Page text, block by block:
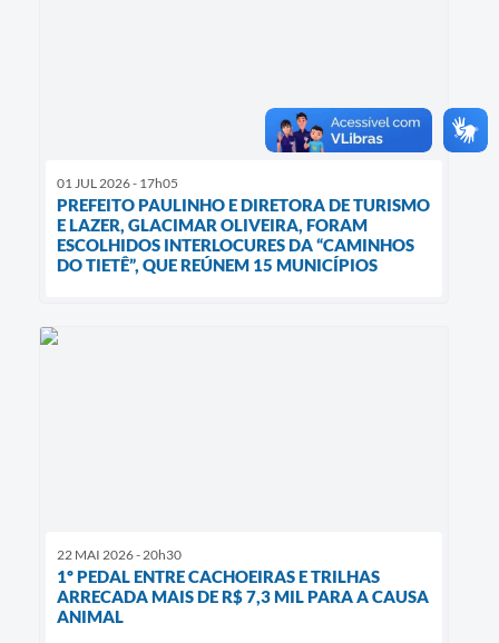
01 JUL 2026 - 17h05
PREFEITO PAULINHO E DIRETORA DE TURISMO
E LAZER, GLACIMAR OLIVEIRA, FORAM
ESCOLHIDOS INTERLOCURES DA “CAMINHOS
DO TIETÊ”, QUE REÚNEM 15 MUNICÍPIOS
22 MAI 2026 - 20h30
1º PEDAL ENTRE CACHOEIRAS E TRILHAS
ARRECADA MAIS DE R$ 7,3 MIL PARA A CAUSA
ANIMAL